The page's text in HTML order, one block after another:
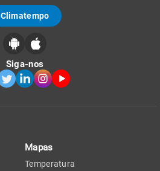
Climatempo
Siga-nos
Mapas
Temperatura